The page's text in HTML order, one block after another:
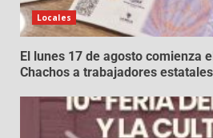
Locales
El lunes 17 de agosto comienza
Chachos a trabajadores estatales